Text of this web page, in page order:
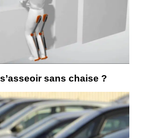
sans chaise ?